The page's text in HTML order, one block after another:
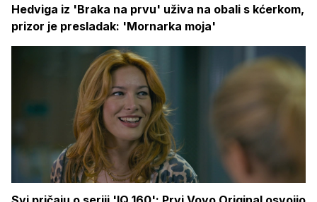
Hedviga iz 'Braka na prvu' uživa na obali s kćerkom,
prizor je presladak: 'Mornarka moja'